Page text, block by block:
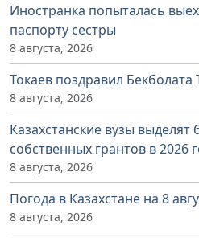
Иностранка попыталась
паспорту сестры
8 августа, 2026
Токаев поздравил
8 августа, 2026
Казахстанские вузы выделят
собственных грантов в 2026
8 августа, 2026
Погода в Казахстане на 8
8 августа, 2026